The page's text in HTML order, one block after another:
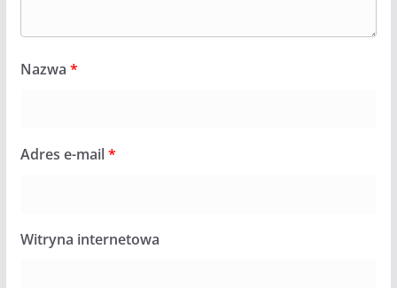
Nazwa *
Adres e-mail*
Witryna internetowa